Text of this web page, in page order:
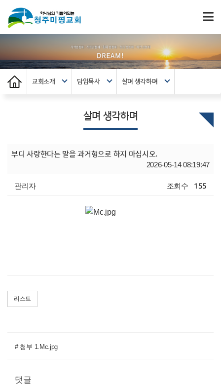
교회소개 담임목사 살며 생각하며
살며 생각하며
부디 사랑한다는 말을 과거형으로 하지 마십시오.
2026-05-14 08:19:47
관리자 조회수 155
리스트
# 첨부 1.Mc.jpg
댓글